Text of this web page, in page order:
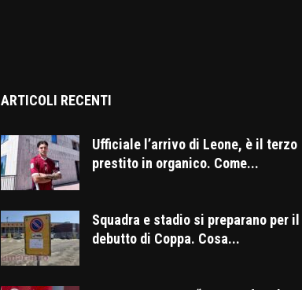
ARTICOLI RECENTI
Ufficiale l’arrivo di Leone, è il terzo
prestito in organico. Come...
Squadra e stadio si preparano per il
debutto di Coppa. Cosa...